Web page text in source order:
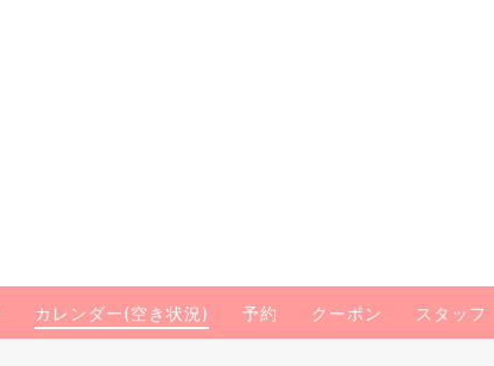
カレンダー(空き状況) 予約 クーポン スタッフ